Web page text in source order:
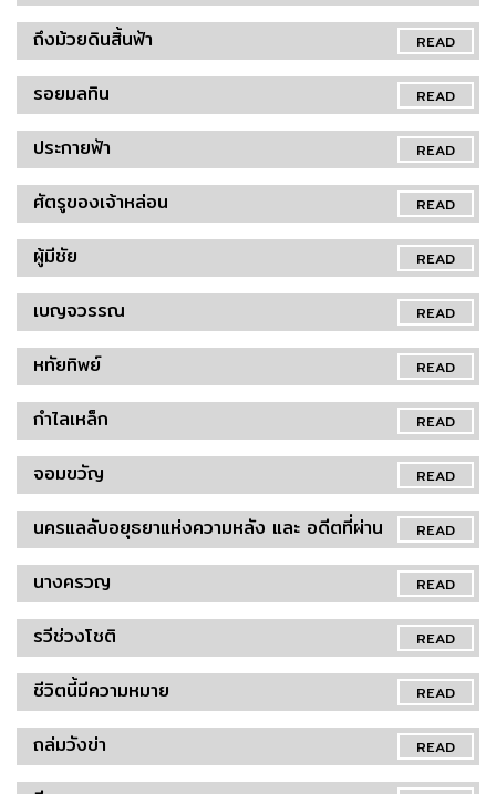
READ
ถึงม้วยดินสิ้นฟ้า
READ
รอยมลทิน
READ
ประกายฟ้า
READ
ศัตรูของเจ้าหล่อน
READ
ผู้มีชัย
READ
เบญจวรรณ
READ
หทัยทิพย์
READ
กำไลเหล็ก
READ
จอมขวัญ
READ
นครแลลับอยุธยาแห่งความหลัง และ อดีตที่ผ่าน
READ
นางครวญ
READ
รวีช่วงโชติ
READ
ชีวิตนี้มีความหมาย
READ
ถล่มวังข่า